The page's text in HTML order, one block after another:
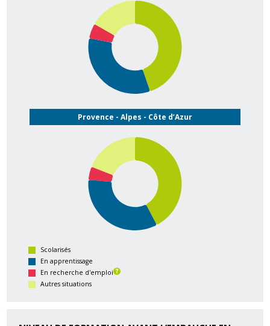
Provence - Alpes - Côte d’Azur
Scolarisés
En apprentissage
En recherche d'emploi
Autres situations